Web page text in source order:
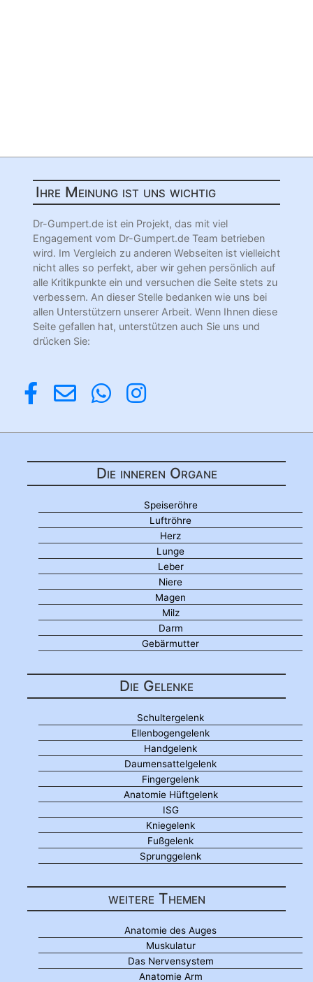
Ihre Meinung ist uns wichtig
Dr-Gumpert.de ist ein Projekt, das mit viel
Engagement vom Dr-Gumpert.de Team betrieben
wird. Im Vergleich zu anderen Webseiten ist vielleicht
nicht alles so perfekt, aber wir gehen persönlich auf
alle Kritikpunkte ein und versuchen die Seite stets zu
verbessern. An dieser Stelle bedanken wie uns bei
allen Unterstützern unserer Arbeit. Wenn Ihnen diese
Seite gefallen hat, unterstützen auch Sie uns und
drücken Sie:
Die inneren Organe
Speiseröhre
Luftröhre
Herz
Lunge
Leber
Niere
Magen
Milz
Darm
Gebärmutter
Die Gelenke
Schultergelenk
Ellenbogengelenk
Handgelenk
Daumensattelgelenk
Fingergelenk
Anatomie Hüftgelenk
ISG
Kniegelenk
Fußgelenk
Sprunggelenk
weitere Themen
Anatomie des Auges
Muskulatur
Das Nervensystem
Anatomie Arm